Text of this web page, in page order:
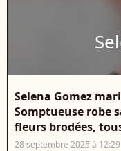
Selena Gomez
Somptueuse robe
fleurs brodées,
28 septembre 2025 à 12:29